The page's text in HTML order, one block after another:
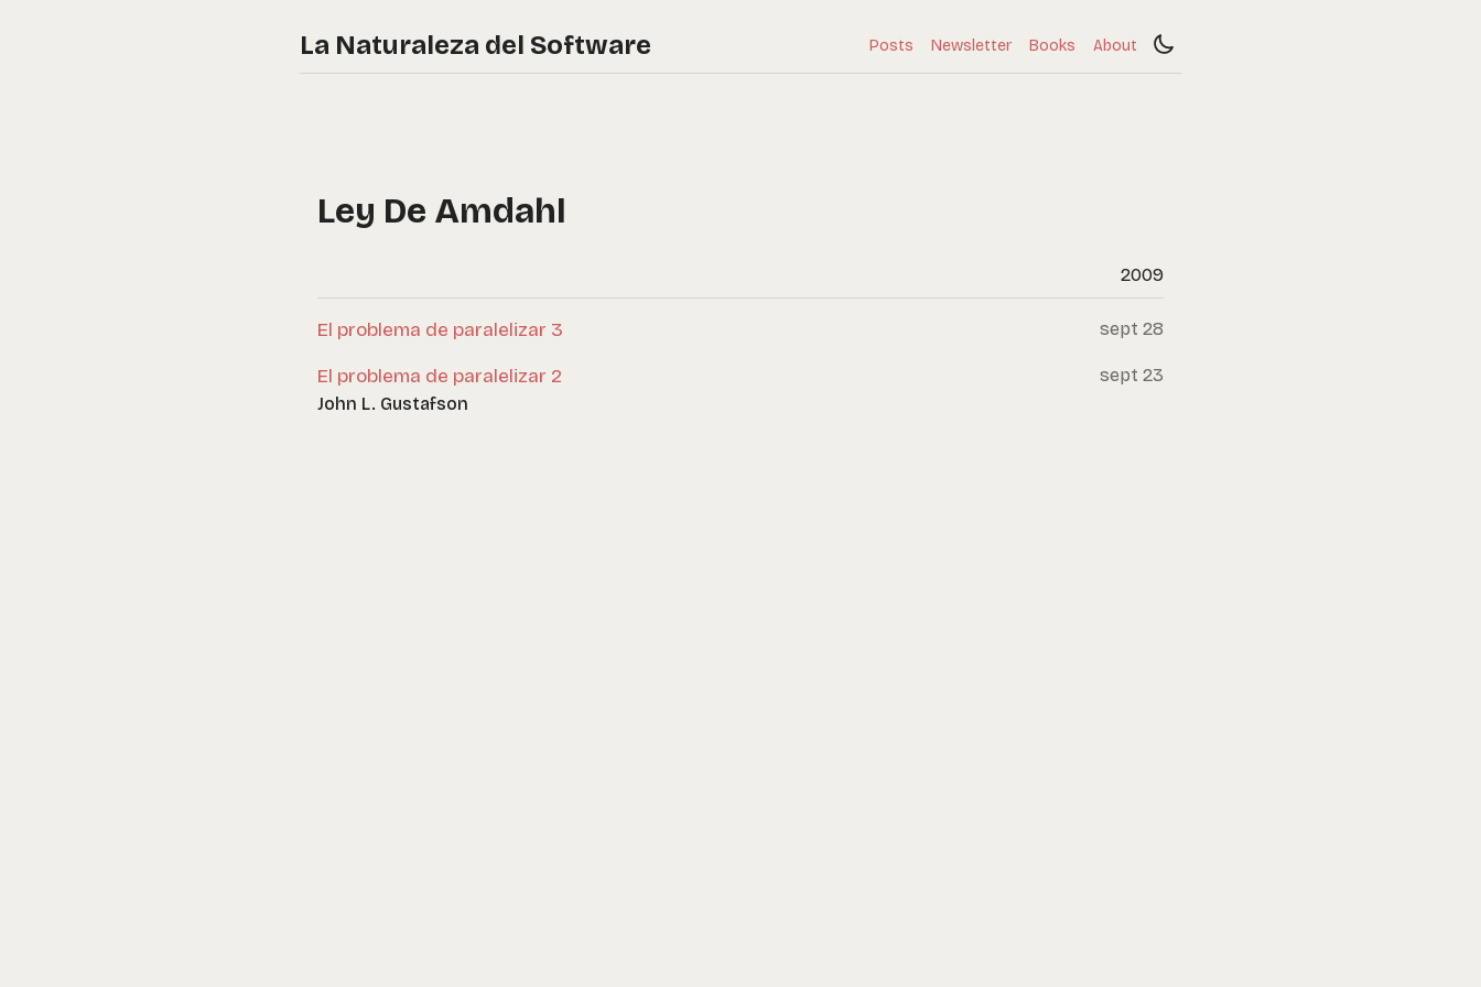
La Naturaleza del Software Posts Newsletter Books About
Ley De Amdahl
2009
El problema de paralelizar 3 sept 28
El problema de paralelizar 2
sept 23
John L. Gustafson